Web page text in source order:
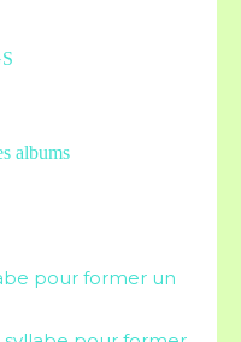
albums
pour former un